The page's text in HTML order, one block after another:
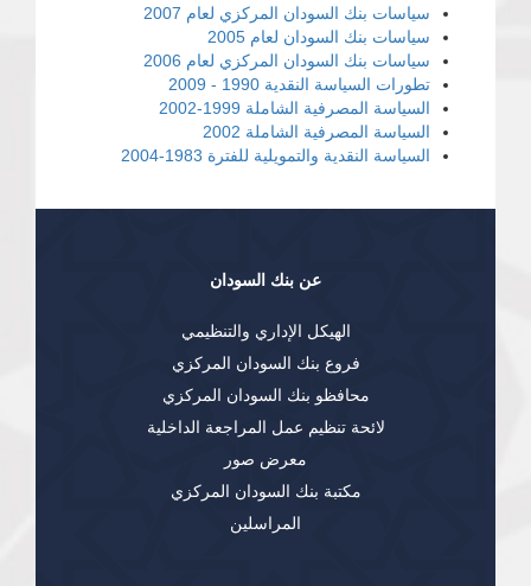
سياسات بنك السودان المركزي لعام 2007
سياسات بنك السودان لعام 2005
سياسات بنك السودان المركزي لعام 2006
تطورات السياسة النقدية 1990 - 2009
السياسة المصرفية الشاملة 1999-2002
السياسة المصرفية الشاملة 2002
السياسة النقدية والتمويلية للفترة 1983-2004
عن بنك السودان
الهيكل الإداري والتنظيمي
فروع بنك السودان المركزي
محافظو بنك السودان المركزي
لائحة تنظيم عمل المراجعة الداخلية
معرض صور
مكتبة بنك السودان المركزي
المراسلين